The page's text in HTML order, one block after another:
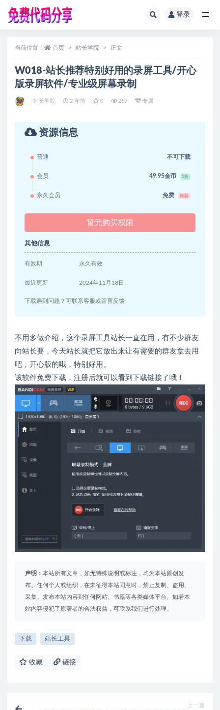
登录
当前位置： 首页 站长学院 正文
W018-站长推荐特别好用的录屏工具/开心
版录屏软件/专业级屏幕录制
站长学院 2 年前 0 269 专属
资源信息
普通 不可下载
会员 49.95金币 5折
永久会员 免费 推荐
暂无购买权限
其他信息
有效期 永久有效
最近更新 2024年11月18日
下载遇到问题？可联系客服或留言反馈
不用多做介绍，这个录屏工具站长一直在用，有不少群友
向站长要，今天站长就把它放出来让有需要的群友拿去用
吧，开心版的哦，特别好用。
该软件免费下载，注册后就可以看到下载链接了哦！
声明： 本站所有文章，如无特殊说明或标注，均为本站原创发
布。任何个人或组织，在未征得本站同意时，禁止复制、盗用、
采集、发布本站内容到任何网站、书籍等各类媒体平台。如若本
站内容侵犯了原著者的合法权益，可联系我们进行处理。
下载 站长工具
收藏 链接
上一篇